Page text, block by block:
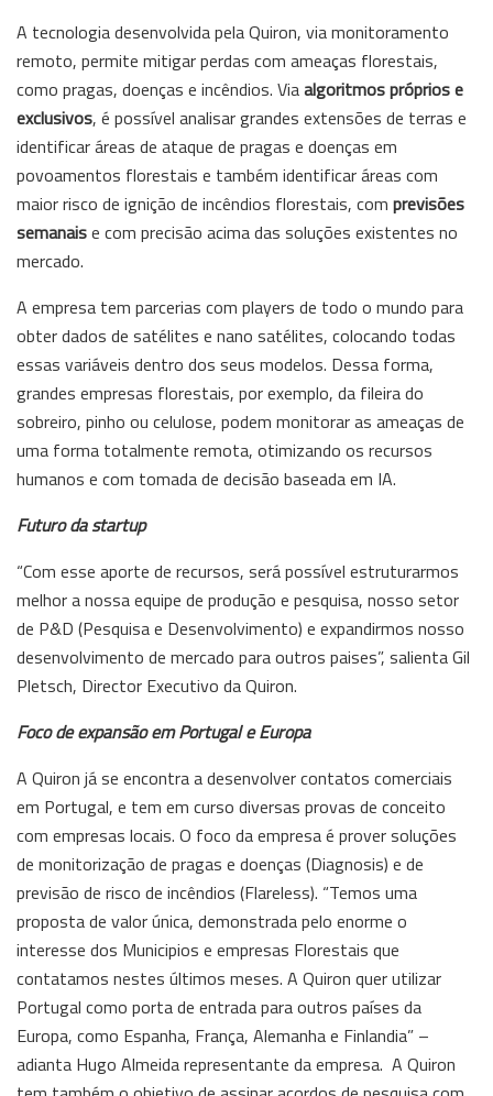
A tecnologia desenvolvida pela Quiron, via monitoramento
remoto, permite mitigar perdas com ameaças florestais,
como pragas, doenças e incêndios. Viaalgoritmos próprios e
exclusivos, é possível analisar grandes extensões de terras e
identificar áreas de ataque de pragas e doenças em
povoamentos florestais e também identificar áreas com
maior risco de ignição de incêndios florestais, com previsões
semanaise com precisão acima das soluções existentes no
mercado.
A empresa tem parcerias com players de todo o mundo para
obter dados de satélites e nano satélites, colocando todas
essas variáveis dentro dos seus modelos. Dessa forma,
grandes empresas florestais, por exemplo, da fileira do
sobreiro, pinho ou celulose, podem monitorar as ameaças de
uma forma totalmente remota, otimizando os recursos
humanos e com tomada de decisão baseada em IA.
Futuro da startup
“Com esse aporte de recursos, será possível estruturarmos
melhor a nossa equipe de produção e pesquisa, nosso setor
de P&D (Pesquisa e Desenvolvimento) e expandirmos nosso
desenvolvimento de mercado para outros paises”, salienta Gil
Pletsch, Director Executivo da Quiron.
Foco de expansão em Portugal e Europa
A Quiron já se encontra a desenvolver contatos comerciais
em Portugal, e tem em curso diversas provas de conceito
com empresas locais. O foco da empresa é prover soluções
de monitorização de pragas e doenças (Diagnosis) e de
previsão de risco de incêndios (Flareless). “Temos uma
proposta de valor única, demonstrada pelo enorme o
interesse dos Municipios e empresas Florestais que
contatamos nestes últimos meses. A Quiron quer utilizar
Portugal como porta de entrada para outros países da
Europa, como Espanha, França, Alemanha e Finlandia” –
adianta Hugo Almeida representante da empresa. A Quiron